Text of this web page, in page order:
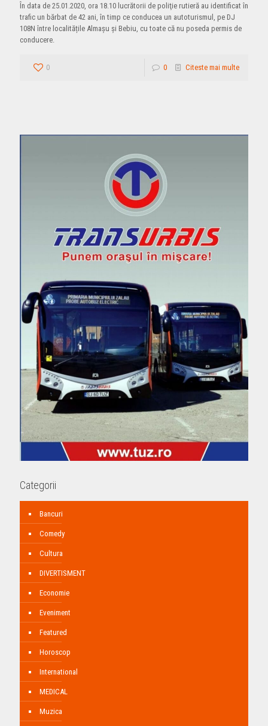
În data de 25.01.2020, ora 18.10 lucrătorii de poliţie rutieră au identificat în
trafic un bărbat de 42 ani, în timp ce conducea un autoturismul, pe DJ
108N între localitățile Almașu și Bebiu, cu toate că nu poseda permis de
conducere.
0 0 Citeste mai multe
Categorii
Bancuri
Comedy
Cultura
DIVERTISMENT
Economie
Eveniment
Featured
Horoscop
International
MEDICAL
Muzica